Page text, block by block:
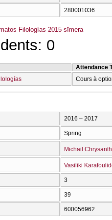
280001036
Filologías 2015-sīmera
0
Attendance
Cours à
2016 – 2017
Spring
Michail
Vasiliki
3
39
600056962